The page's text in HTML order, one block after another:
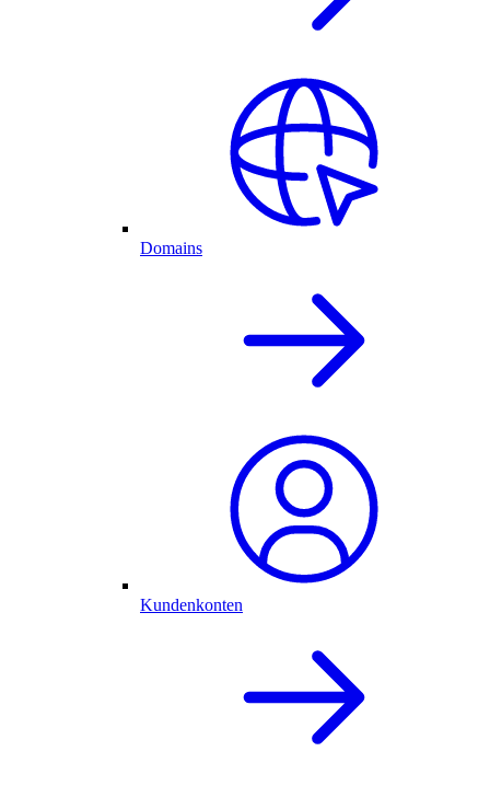
Domains
Kundenkonten